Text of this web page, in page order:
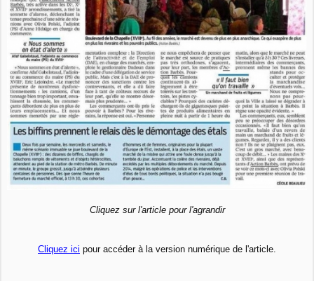
Cliquez sur l'article pour l'agrandir
Cliquez ici pour accéder à la version numérique de l'article.